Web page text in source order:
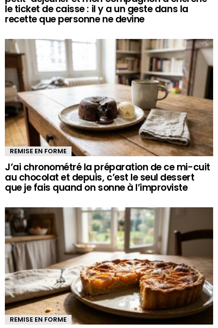
le ticket de caisse : il y a un geste dans la
recette que personne ne devine
REMISE EN FORME
J’ai chronométré la préparation de ce mi-cuit
au chocolat et depuis, c’est le seul dessert
que je fais quand on sonne à l’improviste
REMISE EN FORME